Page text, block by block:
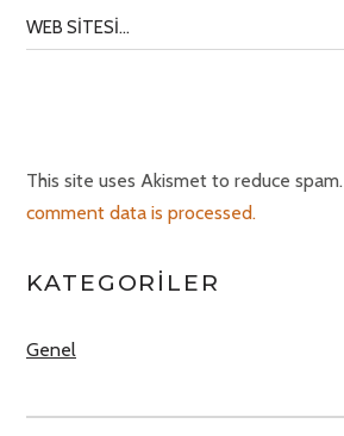
This site uses Akismet to reduce spam.
comment data is processed.
KATEGORILER
Genel